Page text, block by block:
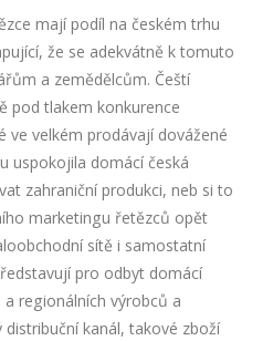
mají podíl na českém trhu
že se adekvátně k tomuto
a zemědělcům. Čeští
pod tlakem konkurence
ve velkém prodávají dovážené
uspokojila domácí česká
zahraniční produkci, neb si to
marketingu řetězců opět
sítě i samostatní
pro odbyt domácí
regionálních výrobců a
kanál, takové zboží